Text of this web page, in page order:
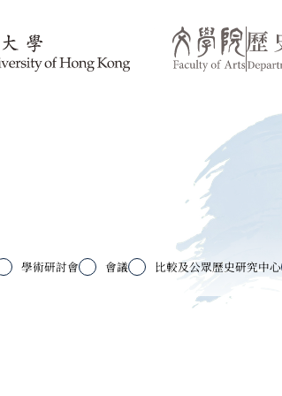
學術研討會 會議 比較及公眾歷史研究中心